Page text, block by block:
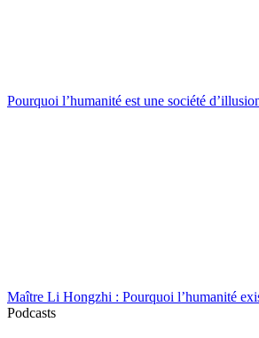
Pourquoi l’humanité est une société
Maître Li Hongzhi : Pourquoi l’humanité
Podcasts